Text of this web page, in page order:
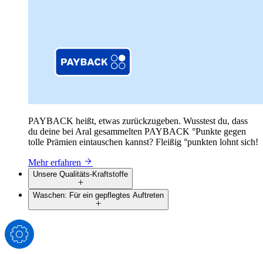
PAYBACK heißt, etwas zurückzugeben. Wusstest du, dass
du deine bei Aral gesammelten PAYBACK °Punkte gegen
tolle Prämien eintauschen kannst? Fleißig °punkten lohnt sich!
Mehr erfahren
Unsere Qualitäts-Kraftstoffe
Waschen: Für ein gepflegtes Auftreten